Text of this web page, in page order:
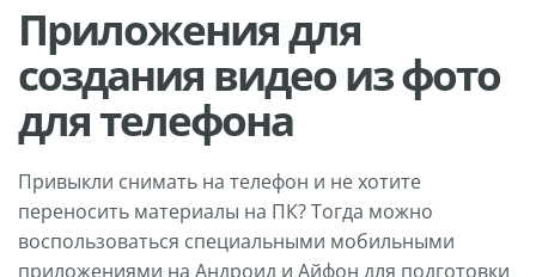
Приложения для
создания видео из фото
для телефона
Привыкли снимать на телефон и не хотите
переносить материалы на ПК? Тогда можно
воспользоваться специальными мобильными
приложениями на Андроид и Айфон для подготовки